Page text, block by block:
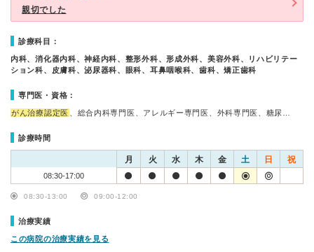
親切でした
診療科目：
内科、消化器内科、神経内科、整形外科、形成外科、美容外科、リハビリテー
ション科、皮膚科、泌尿器科、眼科、耳鼻咽喉科、歯科、矯正歯科
専門医・資格：
がん治療認定医 、総合内科専門医、アレルギー専門医、外科専門医、糖尿…
診療時間
月 火 水 木 金 土 日 祝
08:30-17:00
08:30-13:00 09:00-12:00
治療実績
この病院の治療実績を見る